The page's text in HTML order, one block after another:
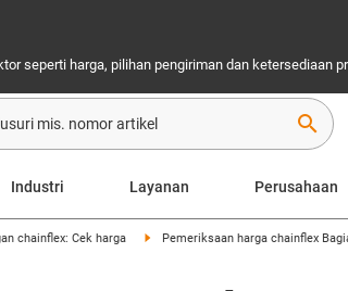
seperti harga, pilihan pengiriman dan ketersediaan
search
Industri Layanan Perusahaan
chainflex: Cek harga Pemeriksaan harga chainflex